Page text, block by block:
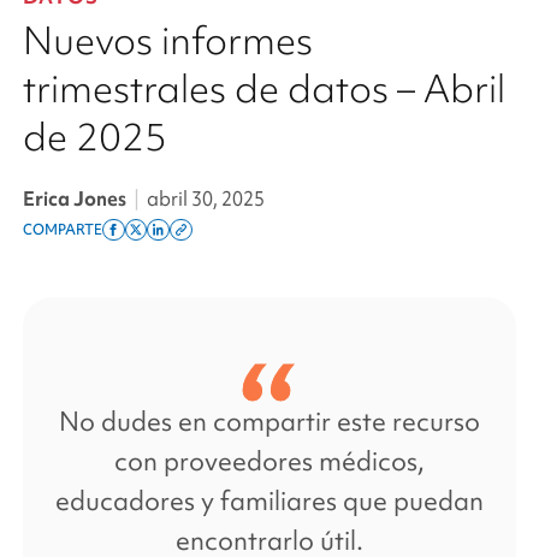
Nuevos informes
trimestrales de datos – Abril
de 2025
Erica Jones abril 30, 2025
COMPARTE
Share
Share
ShareCopy
No dudes en compartir este recurso
con proveedores médicos,
educadores y familiares que puedan
encontrarlo útil.